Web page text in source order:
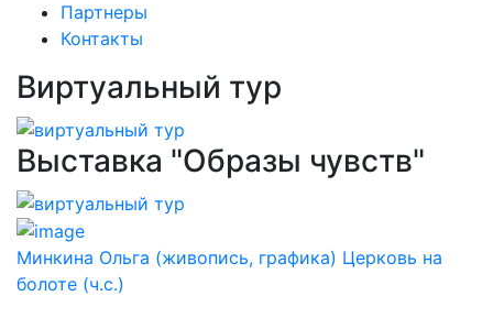
Партнеры
Контакты
Виртуальный тур
Выставка "Образы чувств"
Минкина Ольга (живопись, графика) Церковь на
болоте (ч.с.)